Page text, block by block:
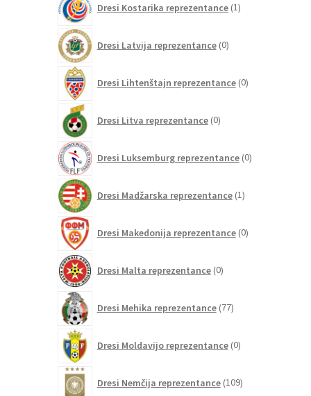
Dresi Kostarika reprezentance 1izdelek
Dresi Latvija reprezentance 0izdelkov
Dresi Lihtenštajn reprezentance 0izdelkov
Dresi Litva reprezentance 0izdelkov
Dresi Luksemburg reprezentance 0izdelkov
Dresi Madžarska reprezentance 1izdelek
Dresi Makedonija reprezentance 0izdelkov
Dresi Malta reprezentance 0izdelkov
Dresi Mehika reprezentance 77izdelkov
Dresi Moldavijo reprezentance 0izdelkov
Dresi Nemčija reprezentance 109izdelkov